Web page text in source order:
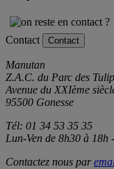
Contact Contact
Manutan
Z.A.C. du Parc des
Avenue du XXIème
95500 Gonesse
Tél: 01 34 53 35 35
Lun-Ven de 8h30 à
Contactez nous par